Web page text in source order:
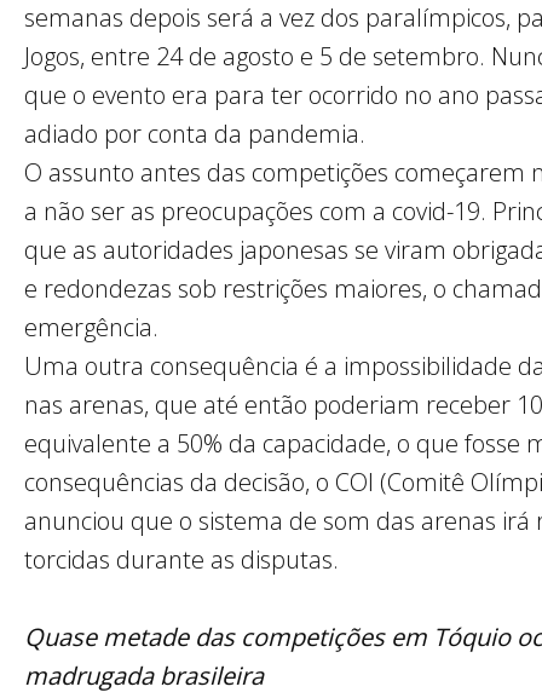
semanas depois será a vez dos paralímpicos,
Jogos, entre 24 de agosto e 5 de setembro.
que o evento era para ter ocorrido no ano
adiado por conta da pandemia.
O assunto antes das competições começarem
a não ser as preocupações com a covid-19.
que as autoridades japonesas se viram
e redondezas sob restrições maiores, o
emergência.
Uma outra consequência é a impossibilidade
nas arenas, que até então poderiam receber
equivalente a 50% da capacidade, o que fosse
consequências da decisão, o COI (Comitê
anunciou que o sistema de som das arenas
torcidas durante as disputas.
Quase metade das competições em Tóquio
madrugada brasileira